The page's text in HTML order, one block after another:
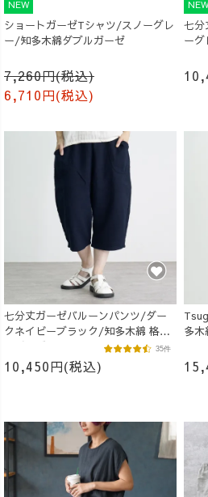
NEW
ショートガーゼTシャツ/スノーグレ
ー/知多木綿ダブルガーゼ
7,260円(税込)
6,710円(税込)
NEW
七分
ー
七分丈ガーゼバルーンパンツ/ダー
クネイビーブラック/知多木綿 格子
柄ガーゼ
10,450円(税込)
35件
多